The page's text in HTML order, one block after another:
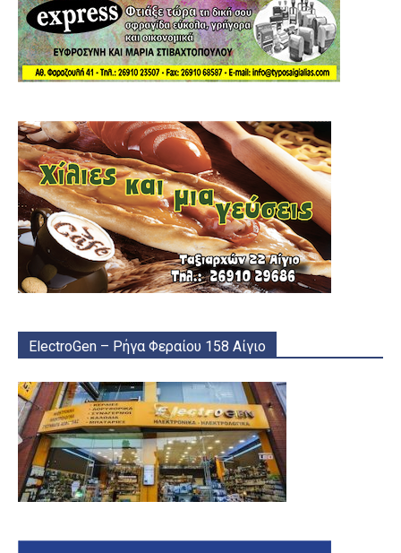
ElectroGen – Ρήγα Φεραίου 158 Αίγιο